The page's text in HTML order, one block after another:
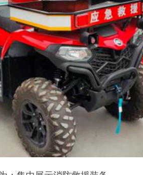
奇村冬吾孜都克牧业点，开展安全生
内容进行宣传，向牧民群众发放双语
、伤口包扎、海姆立克急救方法等
全生产意识和自救互救能力。